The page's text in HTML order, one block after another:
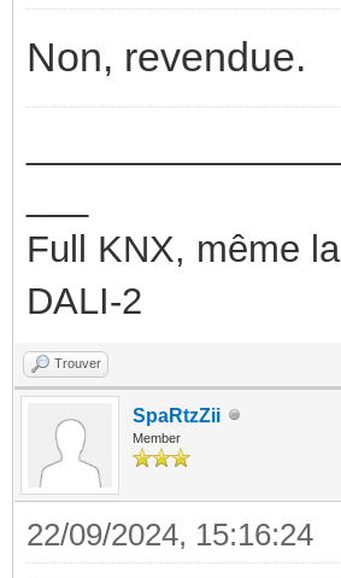
Non, revendue.
Full KNX, même
DALI-2
Trouver
SpaRtzZii
Member
22/09/2024, 15:16:24